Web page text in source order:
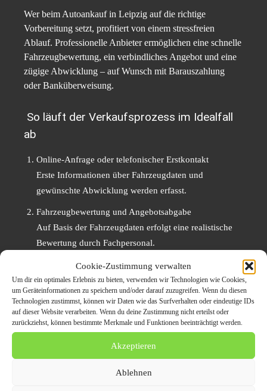
Cookie-Zustimmung verwalten
Um dir ein optimales Erlebnis zu bieten, verwenden wir Technologien wie Cookies,
um Geräteinformationen zu speichern und/oder darauf zuzugreifen. Wenn du diesen
Technologien zustimmst, können wir Daten wie das Surfverhalten oder eindeutige IDs
auf dieser Website verarbeiten. Wenn du deine Zustimmung nicht erteilst oder
zurückziehst, können bestimmte Merkmale und Funktionen beeinträchtigt werden.
Akzeptieren
Ablehnen
Wer beim Autoankauf in Leipzig auf die richtige
Vorbereitung setzt, profitiert von einem stressfreien
Ablauf. Professionelle Anbieter ermöglichen eine schnelle
Fahrzeugbewertung, ein verbindliches Angebot und eine
zügige Abwicklung – auf Wunsch mit Barauszahlung
oder Banküberweisung.
So läuft der Verkaufsprozess im Idealfall
ab
Online-Anfrage oder telefonischer Erstkontakt
Erste Informationen über Fahrzeugdaten und
gewünschte Abwicklung werden erfasst.
Fahrzeugbewertung und Angebotsabgabe
Auf Basis der Fahrzeugdaten erfolgt eine realistische
Bewertung durch Fachpersonal.
Verbindliches Kaufangebot
Der Verkäufer erhält ein konkretes, schriftlich fixiertes
Angebot – ohne Verpflichtung.
Vertragsabschluss und Fahrzeugabholung
Bei Annahme des Angebots wird ein rechtskonformer
Kaufvertrag erstellt und das Fahrzeug auf Wunsch